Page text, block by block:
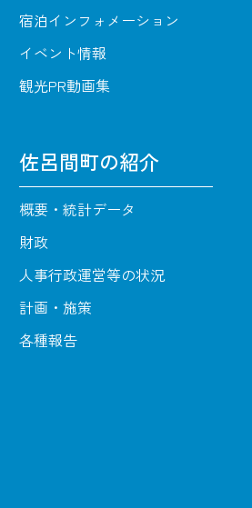
宿泊インフォメーション
イベント情報
観光PR動画集
佐呂間町の紹介
概要・統計データ
財政
人事行政運営等の状況
計画・施策
各種報告